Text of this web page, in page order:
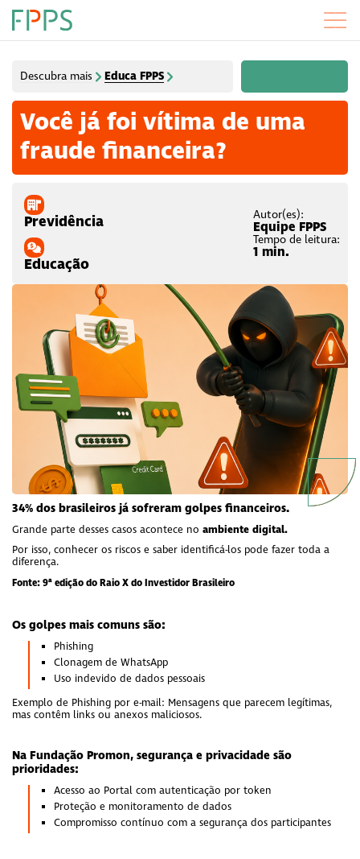
Descubra mais Educa FPPS
Você já foi vítima de uma
fraude financeira?
Previdência
Educação
Autor(es):
Equipe FPPS
Tempo de leitura:
1 min.
34% dos brasileiros já sofreram golpes financeiros.
Grande parte desses casos acontece no ambiente digital.
Por isso, conhecer os riscos e saber identificá-los pode fazer toda a
diferença.
Fonte: 9ª edição do Raio X do Investidor Brasileiro
Os golpes mais comuns são:
Phishing
Clonagem de WhatsApp
Uso indevido de dados pessoais
Exemplo de Phishing por e-mail: Mensagens que parecem legítimas,
mas contêm links ou anexos maliciosos.
Na Fundação Promon, segurança e privacidade são
prioridades:
Acesso ao Portal com autenticação por token
Proteção e monitoramento de dados
Compromisso contínuo com a segurança dos participantes